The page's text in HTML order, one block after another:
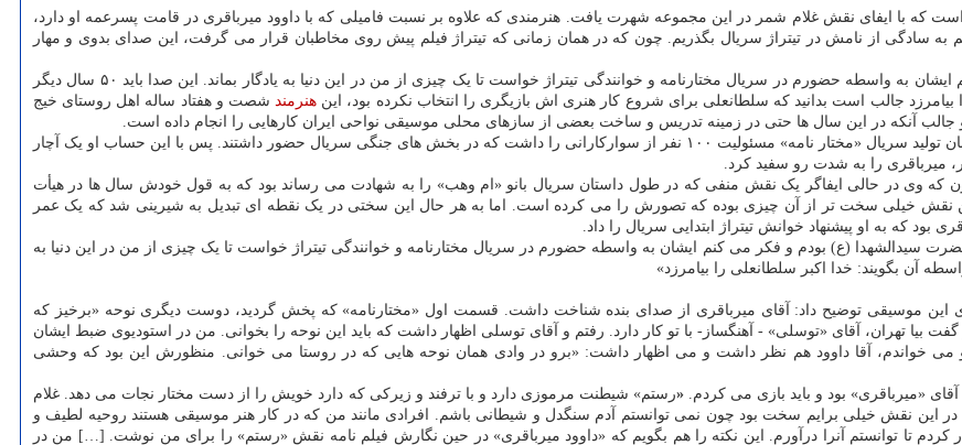
است که با ایفای نقش غلام شمر در این مجموعه شهرت یافت. هنرمندی که علاوه بر نسبت فامیلی که با داوود میرباقری در قامت پسرعمه او دارد،
به سادگی از نامش در تیتراژ سریال بگذریم. چون که در همان زمانی که تیتراژ فیلم پیش روی مخاطبان قرار می گرفت، این صدای بدوی و مهار
سلطانعلی: من ۳۵ سال در خدمت حضرت سیدالشهدا (ع) بودم و فکر می کنم ایشان به واسطه حضورم در سریال مختارنامه و خوانندگی تیتراژ خواست تا یک چیزی از من در این دنیا به یادگار بماند. این صدا باید ۵۰ سال دیگر
جالب است بدانید که سلطانعلی برای شروع کار هنری اش بازیگری را انتخاب نکرده بود، این هنرمند شصت و هفتاد ساله اهل روستای خیج
آنکه در این سال ها حتی در زمینه تدریس و ساخت بعضی از سازهای محلی موسیقی نواحی ایران کارهایی را انجام داده است.
این هنرمند که پیشه نجاری را هم جزو تجربه های همیشگی خود می داند در زمان تولید سریال «مختار نامه» مسئولیت ۱۰۰ نفر از سوارکارانی را داشت که در بخش های جنگی سریال حضور داشتند. پس با این حساب او یک آچار
میرباقری را به شدت رو سفید کرد.
که وی در حالی ایفاگر یک نقش منفی که در طول داستان سریال بانو «ام وهب» را به شهادت می رساند بود که به قول خودش سال ها در هیأت
نقش خیلی سخت تر از آن چیزی بوده که تصورش را می کرده است. اما به هر حال این سختی در یک نقطه ای تبدیل به شیرینی شد که یک عمر
بود که به او پیشنهاد خوانش تیتراژ ابتدایی سریال را داد.
آن اظهار داشته بود: «من ۳۵ سال در خدمت حضرت سیدالشهدا (ع) بودم و فکر می کنم ایشان به واسطه حضورم در سریال مختارنامه و خوانندگی تیتراژ خواست تا یک چیزی از من در این دنیا به
این موسیقی توضیح داد: آقای میرباقری از صدای بنده شناخت داشت. قسمت اول «مختارنامه» که پخش گردید، دوست دیگری نوحه «برخیز که
تهران، آقای «توسلی» - آهنگساز- با تو کار دارد. رفتم و آقای توسلی اظهار داشت که باید این نوحه را بخوانی. من در استودیوی ضبط ایشان
می خواندم، آقا داوود هم نظر داشت و می اظهار داشت: «برو در وادی همان نوحه هایی که در روستا می خوانی. منظورش این بود که وحشی
«میرباقری» بود و باید بازی می کردم. «رستم» شیطنت مرموزی دارد و با ترفند و زیرکی که دارد خویش را از دست مختار نجات می دهد. غلام
در این نقش خیلی برایم سخت بود چون نمی توانستم آدم سنگدل و شیطانی باشم. افرادی مانند من که در کار هنر موسیقی هستند روحیه لطیف و
کردم تا توانستم آنرا درآورم. این نکته را هم بگویم که «داوود میرباقری» در حین نگارش فیلم نامه نقش «رستم» را برای من نوشت. […] من در